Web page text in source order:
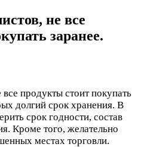
не все
заранее.
продукты стоит покупать
долгий срок хранения. В
срок годности, состав
Кроме того, желательно
местах торговли.